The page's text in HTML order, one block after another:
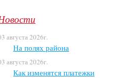
августа 2026г.
На полях района
августа 2026г.
Как изменятся платежки